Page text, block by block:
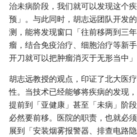
治未病阶段，我们就可以发现这个
预」。与此同时，胡志远团队开发
测，能将发现窗口「往前移两到三
瘤，结合免疫治疗、细胞治疗等新
开刀就可以把肿瘤消灭于无形当中」
胡志远教授的观点，印证了北大医
性。当技术已经能够将疾病的发现
提前到「亚健康」甚至「未病」阶
必然要前移。医院的职责，也就必
展到「安装烟雾报警器、排查电路